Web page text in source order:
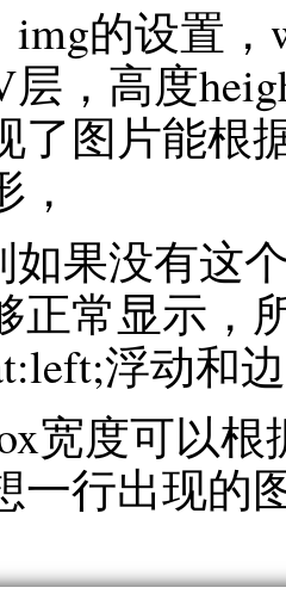
img的设置，
，高度
了图片能根
果没有这
正常显示，
浮动和
宽度可以根
一行出现的